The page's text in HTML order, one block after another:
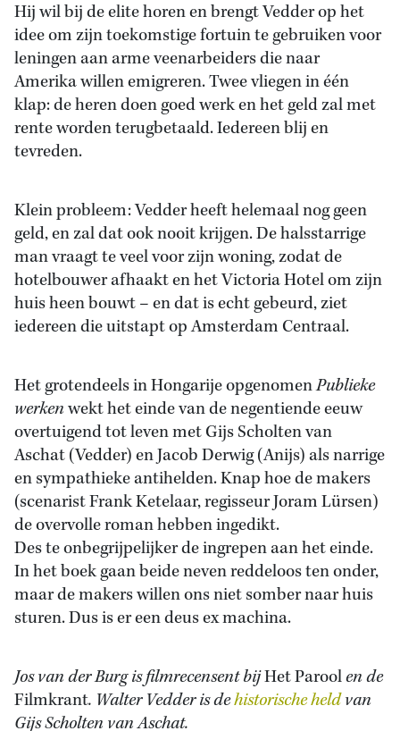
Hij wil bij de elite horen en brengt Vedder op het
idee om zijn toekomstige fortuin te gebruiken voor
leningen aan arme veenarbeiders die naar
Amerika willen emigreren. Twee vliegen in één
klap: de heren doen goed werk en het geld zal met
rente worden terugbetaald. Iedereen blij en
tevreden.
Klein probleem: Vedder heeft helemaal nog geen
geld, en zal dat ook nooit krijgen. De halsstarrige
man vraagt te veel voor zijn woning, zodat de
hotelbouwer afhaakt en het Victoria Hotel om zijn
huis heen bouwt – en dat is echt gebeurd, ziet
iedereen die uitstapt op Amsterdam Centraal.
Het grotendeels in Hongarije opgenomenPublieke
werkenwekt het einde van de negentiende eeuw
overtuigend tot leven met Gijs Scholten van
Aschat (Vedder) en Jacob Derwig (Anijs) als narrige
en sympathieke antihelden. Knap hoe de makers
(scenarist Frank Ketelaar, regisseur Joram Lürsen)
de overvolle roman hebben ingedikt.
Des te onbegrijpelijker de ingrepen aan het einde.
In het boek gaan beide neven reddeloos ten onder,
maar de makers willen ons niet somber naar huis
sturen. Dus is er een deus ex machina.
Jos van der Burg is filmrecensent bijHet Paroolen de
Filmkrant. Walter Vedder is dehistorische heldvan
Gijs Scholten van Aschat.